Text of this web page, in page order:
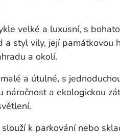
velké a luxusní, s
a styl vily, její památkovou
a okolí.
a útulné, s
náročnost a ekologickou
k parkování nebo